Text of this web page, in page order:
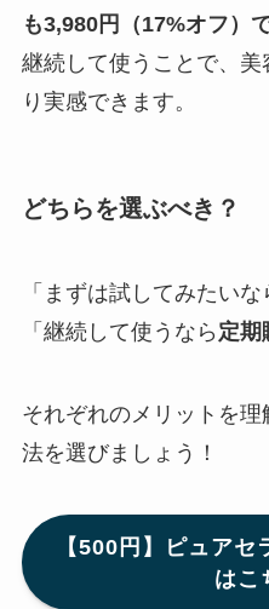
も3,980円（17%オフ）
継続して使うことで、
り実感できます。
どちらを選ぶべき？
「まずは試してみたいな
「継続して使うなら 定期
それぞれのメリットを
法を選びましょう！
【500円】ピュア
はこ